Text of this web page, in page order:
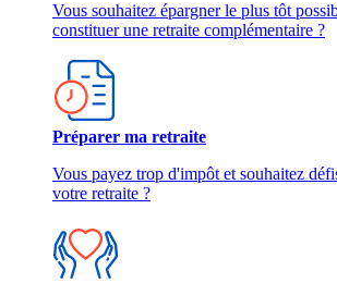
Vous souhaitez épargner le plus tôt
constituer une retraite complémentaire ?
Préparer ma retraite
Vous payez trop d'impôt et souhaitez
votre retraite ?